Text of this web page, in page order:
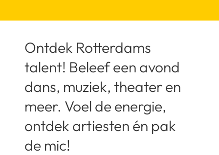
Ontdek Rotterdams
talent! Beleef een avond
dans, muziek, theater en
meer. Voel de energie,
ontdek artiesten én pak
de mic!